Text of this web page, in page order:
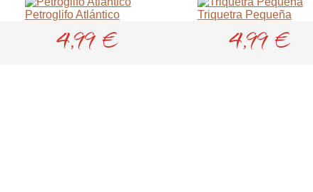
Petroglifo Atlántico
4,99 €
Triquetra Pequeña
4,99 €